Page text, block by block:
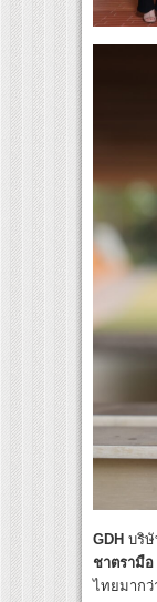
GDH บริ
ชาตรามือ
ไทยมากว่